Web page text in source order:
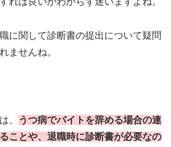
に関して診断書の提出について疑問
ませんね。
、
うつ病でバイトを辞める場合の連
ことや、退職時に診断書が必要なの